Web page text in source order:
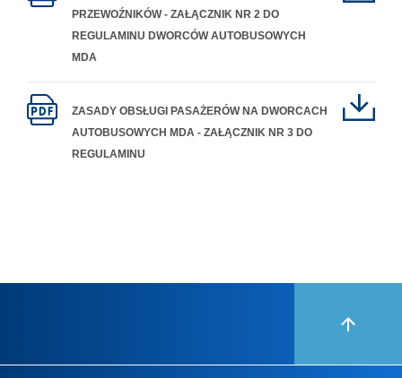
PRZEWOŹNIKÓW - ZAŁĄCZNIK NR 2 DO
REGULAMINU DWORCÓW AUTOBUSOWYCH
MDA
ZASADY OBSŁUGI PASAŻERÓW NA DWORCACH
AUTOBUSOWYCH MDA - ZAŁĄCZNIK NR 3 DO
REGULAMINU